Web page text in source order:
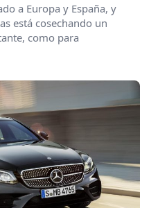
a Europa y España, y
está cosechando un
como para